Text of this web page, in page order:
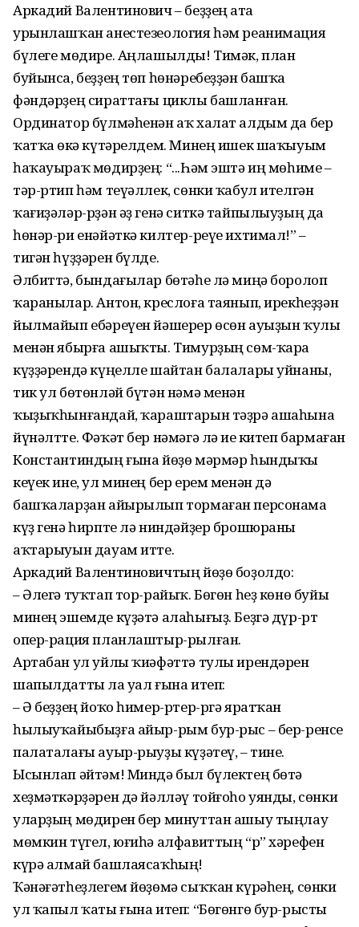
Аркадий Валентинович – беҙҙең аҫта
урынлашҡан анестезеология һәм реанимация
бүлеге мөдире. Аңлашылды! Тимәк, план
буйынса, беҙҙең төп һөнәребеҙҙән башҡа
фәндәрҙең сираттағы циклы башланған.
Ординатор бүлмәһенән аҡ халат алдым да бер
ҡатҡа өҫкә күтәрелдем. Минең ишек шаҡыуым
һаҡауыраҡ мөдирҙең: “...Һәм эштә иң мөһиме –
тәр-ртип һәм теүәллек, сөнки ҡабул ителгән
ҡағиҙәләр-рҙән әҙ генә ситкә тайпылыуҙың да
һөнәр-ри енәйәткә килтер-реүе ихтимал!” –
тигән һүҙҙәрен бүлде.
Әлбиттә, бындағылар бөтәһе лә миңә боролоп
ҡаранылар. Антон, креслоға таянып, ирекһеҙҙән
йылмайып ебәреүен йәшерер өсөн ауыҙын ҡулы
менән ябырға ашыҡты. Тимурҙың сөм-ҡара
күҙҙәрендә күңелле шайтан балалары уйнаны,
тик ул бөтөнләй бүтән нәмә менән
ҡыҙыҡһынғандай, ҡараштарын тәҙрә ашаһына
йүнәлтте. Фәҡәт бер нәмәгә лә иҫе китеп бармаған
Константиндың ғына йөҙө мәрмәр һындыҡы
кеүек ине, ул минең бер ерем менән дә
башҡаларҙан айырылып тормаған персонама
күҙ генә һирпте лә ниндәйҙер брошюраны
аҡтарыуын дауам итте.
Аркадий Валентиновичтың йөҙө боҙолдо:
– Әлегә туҡтап тор-райыҡ. Бөгөн һеҙ көнө буйы
минең эшемде күҙәтә алаһығыҙ. Беҙгә дүр-рт
опер-рация планлаштыр-рылған.
Артабан ул уйлы ҡиәфәттә тулы ирендәрен
шапылдатты ла уҫал ғына итеп:
– Ә беҙҙең йоҡо һимер-ртер-ргә яратҡан
һылыуҡайыбыҙға айыр-рым бур-рыс – бер-ренсе
палаталағы ауыр-рыуҙы күҙәтеү, – тине.
Ысынлап әйтәм! Миндә был бүлектең бөтә
хеҙмәткәрҙәрен дә йәлләү тойғоһо уянды, сөнки
уларҙың мөдирен бер минуттан ашыу тыңлау
мөмкин түгел, юғиһә алфавиттың “р” хәрефен
күрә алмай башлаясаҡһың!
Ҡәнәғәтһеҙлегем йөҙөмә сыҡҡан күрәһең, сөнки
ул ҡапыл ҡаты ғына итеп: “Бөгөнгө бур-рысты